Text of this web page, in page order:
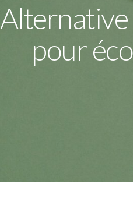
Alternative
pour